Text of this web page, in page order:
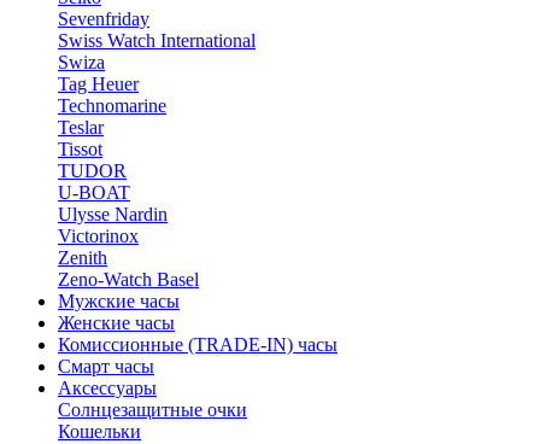
Sevenfriday
Swiss Watch International
Swiza
Tag Heuer
Technomarine
Teslar
Tissot
TUDOR
U-BOAT
Ulysse Nardin
Victorinox
Zenith
Zeno-Watch Basel
Мужские часы
Женские часы
Комиссионные (TRADE-IN) часы
Смарт часы
Аксессуары
Солнцезащитные очки
Кошельки